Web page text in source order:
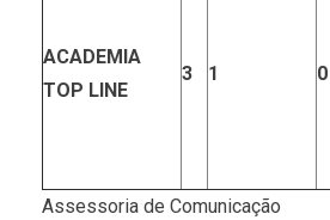
ACADEMIA
TOP LINE
3 1 0
Assessoria de Comunicação